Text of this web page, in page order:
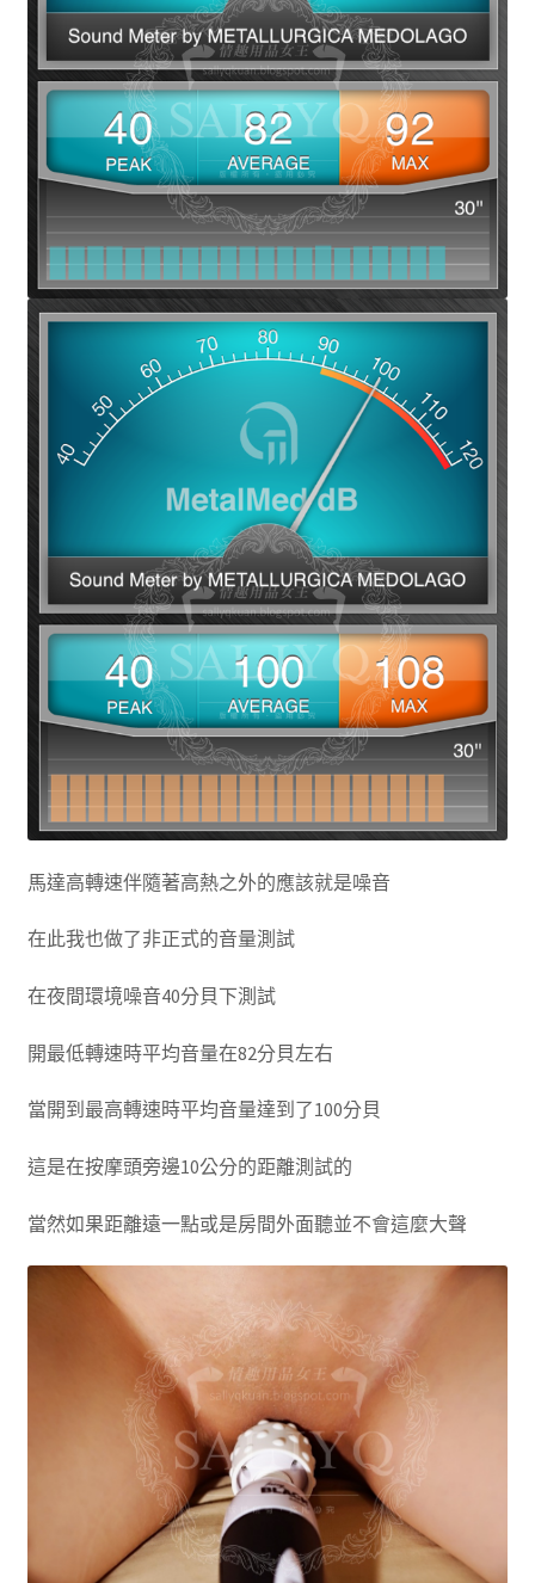
馬達高轉速伴隨著高熱之外的應該就是噪音
在此我也做了非正式的音量測試
在夜間環境噪音40分貝下測試
開最低轉速時平均音量在82分貝左右
當開到最高轉速時平均音量達到了100分貝
這是在按摩頭旁邊10公分的距離測試的
當然如果距離遠一點或是房間外面聽並不會這麼大聲